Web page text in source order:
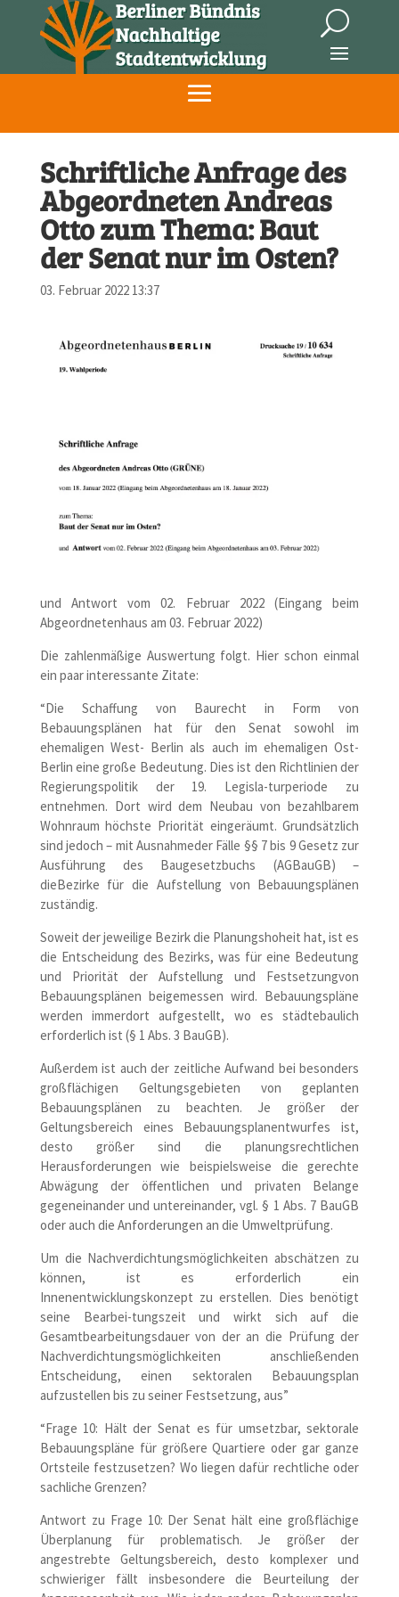
Schriftliche Anfrage des
Abgeordneten Andreas
Otto zum Thema: Baut
der Senat nur im Osten?
03. Februar 2022 13:37
und Antwort vom 02. Februar 2022 (Eingang beim
Abgeordnetenhaus am 03. Februar 2022)
Die zahlenmäßige Auswertung folgt. Hier schon einmal
ein paar interessante Zitate:
“Die Schaffung von Baurecht in Form von
Bebauungsplänen hat für den Senat sowohl im
ehemaligen West- Berlin als auch im ehemaligen Ost-
Berlin eine große Bedeutung. Dies ist den Richtlinien der
Regierungspolitik der 19. Legisla-turperiode zu
entnehmen. Dort wird dem Neubau von bezahlbarem
Wohnraum höchste Priorität eingeräumt. Grundsätzlich
sind jedoch – mit Ausnahmeder Fälle §§ 7 bis 9 Gesetz zur
Ausführung des Baugesetzbuchs (AGBauGB) –
dieBezirke für die Aufstellung von Bebauungsplänen
zuständig.
Soweit der jeweilige Bezirk die Planungshoheit hat, ist es
die Entscheidung des Bezirks, was für eine Bedeutung
und Priorität der Aufstellung und Festsetzungvon
Bebauungsplänen beigemessen wird. Bebauungspläne
werden immerdort aufgestellt, wo es städtebaulich
erforderlich ist (§ 1 Abs. 3 BauGB).
Außerdem ist auch der zeitliche Aufwand bei besonders
großflächigen Geltungsgebieten von geplanten
Bebauungsplänen zu beachten. Je größer der
Geltungsbereich eines Bebauungsplanentwurfes ist,
desto größer sind die planungsrechtlichen
Herausforderungen wie beispielsweise die gerechte
Abwägung der öffentlichen und privaten Belange
gegeneinander und untereinander, vgl. § 1 Abs. 7 BauGB
oder auch die Anforderungen an die Umweltprüfung.
Um die Nachverdichtungsmöglichkeiten abschätzen zu
können, ist es erforderlich ein
Innenentwicklungskonzept zu erstellen. Dies benötigt
seine Bearbei-tungszeit und wirkt sich auf die
Gesamtbearbeitungsdauer von der an die Prüfung der
Nachverdichtungsmöglichkeiten anschließenden
Entscheidung, einen sektoralen Bebauungsplan
aufzustellen bis zu seiner Festsetzung, aus”
“Frage 10: Hält der Senat es für umsetzbar, sektorale
Bebauungspläne für größere Quartiere oder gar ganze
Ortsteile festzusetzen? Wo liegen dafür rechtliche oder
sachliche Grenzen?
Antwort zu Frage 10: Der Senat hält eine großflächige
Überplanung für problematisch. Je größer der
angestrebte Geltungsbereich, desto komplexer und
schwieriger fällt insbesondere die Beurteilung der